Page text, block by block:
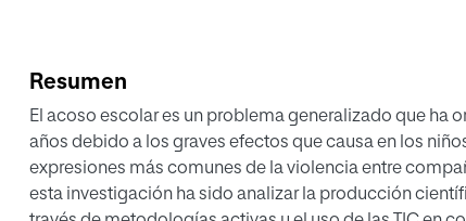
Resumen
El acoso escolar es un problema generalizado que ha
años debido a los graves efectos que causa en los
expresiones más comunes de la violencia entre
esta investigación ha sido analizar la producción